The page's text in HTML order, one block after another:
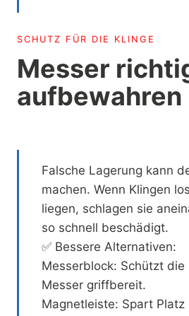
SCHUTZ FÜR DIE KLINGE
Messer
aufbewahren
Falsche Lagerung kann
machen. Wenn Klingen
liegen, schlagen sie
so schnell beschädigt.
✅ Bessere Alternativen:
Messerblock: Schützt
Messer griffbereit.
Magnetleiste: Spart